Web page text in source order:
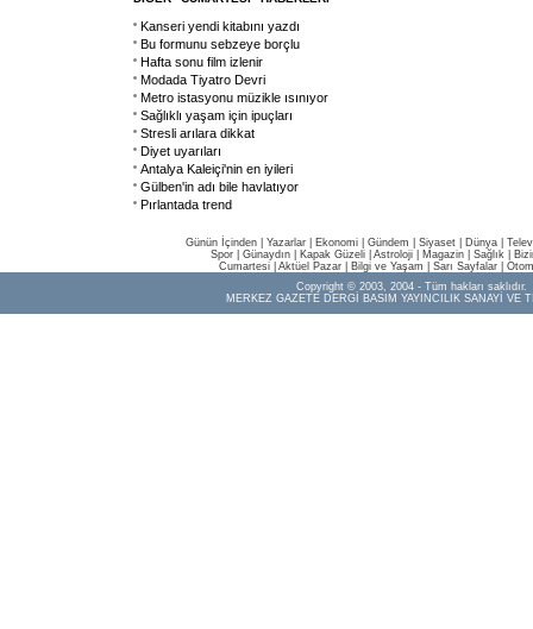
Kanseri yendi kitabını yazdı
Bu formunu sebzeye borçlu
Hafta sonu film izlenir
Modada Tiyatro Devri
Metro istasyonu müzikle ısınıyor
Sağlıklı yaşam için ipuçları
Stresli arılara dikkat
Diyet uyarıları
Antalya Kaleiçi'nin en iyileri
Gülben'in adı bile havlatıyor
Pırlantada trend
Günün İçinden Yazarlar Ekonomi Gündem Siyaset Dünya |
Spor
Günaydın Kapak Güzeli Astroloji Magazin Sağlık
Cumartesi
Aktüel Pazar Bilgi ve Yaşam Sarı Sayfalar
Copyright © 2003, 2004 - Tüm hakları saklıdır.
MERKEZ GAZETE DERGİ BASIM YAYINCILIK SANAYİ VE